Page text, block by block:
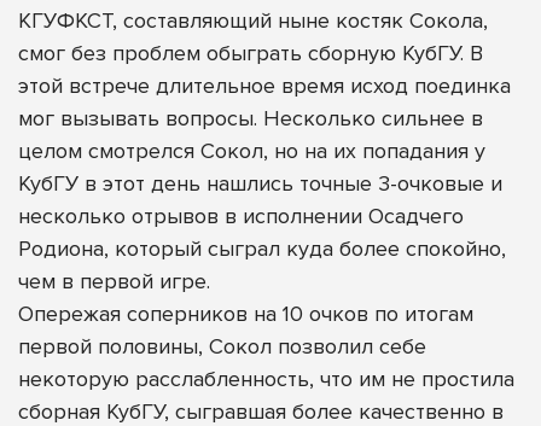
КГУФКСТ, составляющий ныне костяк Сокола,
смог без проблем обыграть сборную КубГУ. В
этой встрече длительное время исход поединка
мог вызывать вопросы. Несколько сильнее в
целом смотрелся Сокол, но на их попадания у
КубГУ в этот день нашлись точные 3-очковые и
несколько отрывов в исполнении Осадчего
Родиона, который сыграл куда более спокойно,
чем в первой игре.
Опережая соперников на 10 очков по итогам
первой половины, Сокол позволил себе
некоторую расслабленность, что им не простила
сборная КубГУ, сыгравшая более качественно в